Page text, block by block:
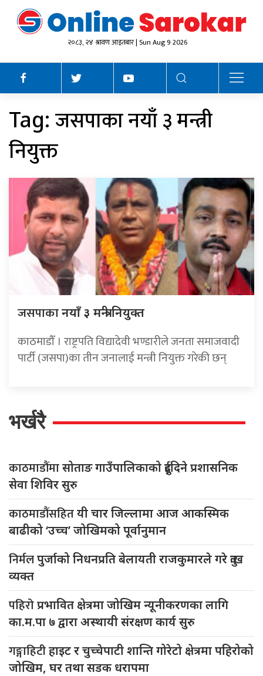
२०८३, २४ श्रावण आइतबार | Sun Aug 9 2026
Tag: जसपाका नयाँ ३ मन्त्री
नियुक्त
जसपाकानयाँ ३ मन्त्री नियुक्त
काठमाडौँ । राष्ट्रपति विद्यादेवी भण्डारीले जनता समाजवादी
पार्टी (जसपा)का तीन जनालाई मन्त्री नियुक्त गरेकी छन्
भर्खरै
काठमाडौंमासोताङ गाउँपालिकाको दुईदिने प्रशासनिक
सेवा शिविर सुरु
काठमाडौंसहितयी चार जिल्लामा आज आकस्मिक
बाढीको ‘उच्च’ जोखिमको पूर्वानुमान
निर्मलपुर्जाको निधनप्रति बेलायती राजकुमारले गरे दुःख
व्यक्त
पहिरोप्रभावित क्षेत्रमा जोखिम न्यूनीकरणका लागि
का.म.पा ७ द्वारा अस्थायी संरक्षण कार्य सुरु
गङ्गाहिटीहाइट र चुच्चेपाटी शान्ति गोरेटो क्षेत्रमा पहिरोको
जोखिम, घर तथा सडक धरापमा